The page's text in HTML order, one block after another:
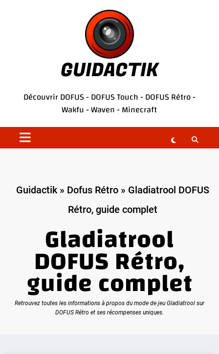
GUIDACTIK
DécouvrirDOFUS-DOFUS Touch-DOFUS Rétro-
Wakfu-Waven-Minecraft
Guidactik» Dofus Rétro » Gladiatrool DOFUS
Rétro, guide complet
Gladiatrool
DOFUS Rétro,
guide complet
Retrouvez toutes les informations à propos du mode de jeu Gladiatrool sur
DOFUS Rétro et ses récompenses uniques.